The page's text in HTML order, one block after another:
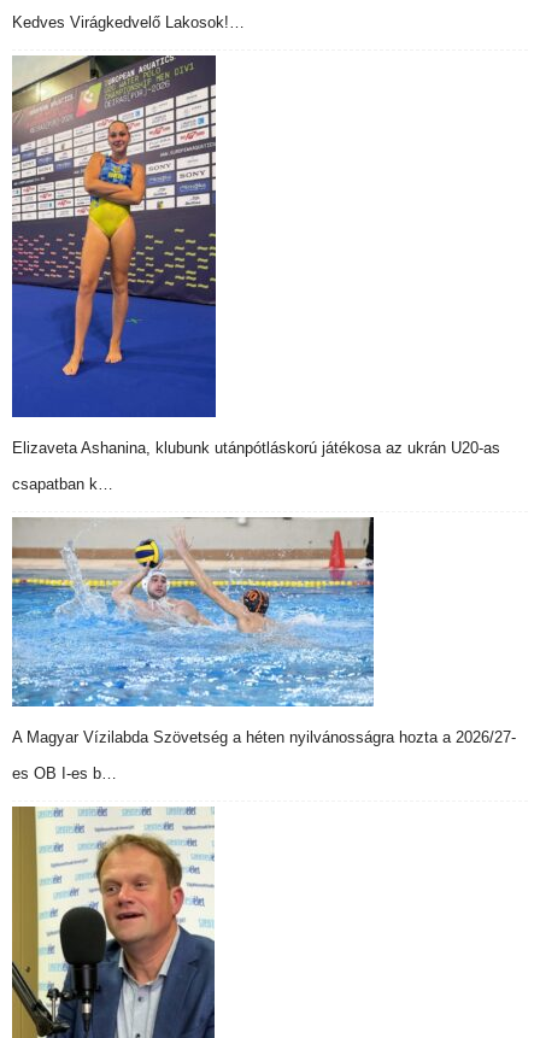
Kedves Virágkedvelő Lakosok!…
Elizaveta Ashanina, klubunk utánpótláskorú játékosa az ukrán U20-as
csapatban k…
A Magyar Vízilabda Szövetség a héten nyilvánosságra hozta a 2026/27-
es OB I-es b…